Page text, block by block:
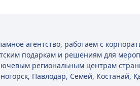
агентство, работаем с
подаркам и решениям для
региональным центрам
Павлодар, Семей, Костанай,